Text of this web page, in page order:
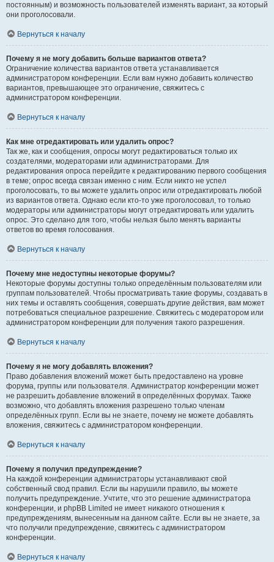
постоянным) и возможность пользователей изменять вариант, за который
они проголосовали.
Вернуться к началу
Почему я не могу добавить больше вариантов ответа?
Ограничение количества вариантов ответа устанавливается
администратором конференции. Если вам нужно добавить количество
вариантов, превышающее это ограничение, свяжитесь с
администратором конференции.
Вернуться к началу
Как мне отредактировать или удалить опрос?
Так же, как и сообщения, опросы могут редактироваться только их
создателями, модераторами или администраторами. Для
редактирования опроса перейдите к редактированию первого сообщения
в теме; опрос всегда связан именно с ним. Если никто не успел
проголосовать, то вы можете удалить опрос или отредактировать любой
из вариантов ответа. Однако если кто-то уже проголосовал, то только
модераторы или администраторы могут отредактировать или удалить
опрос. Это сделано для того, чтобы нельзя было менять варианты
ответов во время голосования.
Вернуться к началу
Почему мне недоступны некоторые форумы?
Некоторые форумы доступны только определённым пользователям или
группам пользователей. Чтобы просматривать такие форумы, создавать в
них темы и оставлять сообщения, совершать другие действия, вам может
потребоваться специальное разрешение. Свяжитесь с модератором или
администратором конференции для получения такого разрешения.
Вернуться к началу
Почему я не могу добавлять вложения?
Право добавления вложений может быть предоставлено на уровне
форума, группы или пользователя. Администратор конференции может
не разрешить добавление вложений в определённых форумах. Также
возможно, что добавлять вложения разрешено только членам
определённых групп. Если вы не знаете, почему не можете добавлять
вложения, свяжитесь с администратором конференции.
Вернуться к началу
Почему я получил предупреждение?
На каждой конференции администраторы устанавливают свой
собственный свод правил. Если вы нарушили правило, вы можете
получить предупреждение. Учтите, что это решение администратора
конференции, и phpBB Limited не имеет никакого отношения к
предупреждениям, вынесенным на данном сайте. Если вы не знаете, за
что получили предупреждение, свяжитесь с администратором
конференции.
Вернуться к началу